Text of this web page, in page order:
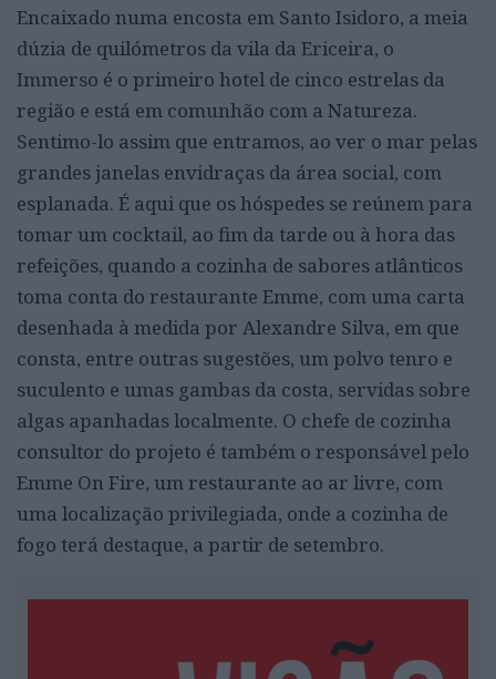
Encaixado numa encosta em Santo Isidoro, a meia
dúzia de quilómetros da vila da Ericeira, o
Immerso é o primeiro hotel de cinco estrelas da
região e está em comunhão com a Natureza.
Sentimo-lo assim que entramos, ao ver o mar pelas
grandes janelas envidraças da área social, com
esplanada. É aqui que os hóspedes se reúnem para
tomar um cocktail, ao fim da tarde ou à hora das
refeições, quando a cozinha de sabores atlânticos
toma conta do restaurante Emme, com uma carta
desenhada à medida por Alexandre Silva, em que
consta, entre outras sugestões, um polvo tenro e
suculento e umas gambas da costa, servidas sobre
algas apanhadas localmente. O chefe de cozinha
consultor do projeto é também o responsável pelo
Emme On Fire, um restaurante ao ar livre, com
uma localização privilegiada, onde a cozinha de
fogo terá destaque, a partir de setembro.